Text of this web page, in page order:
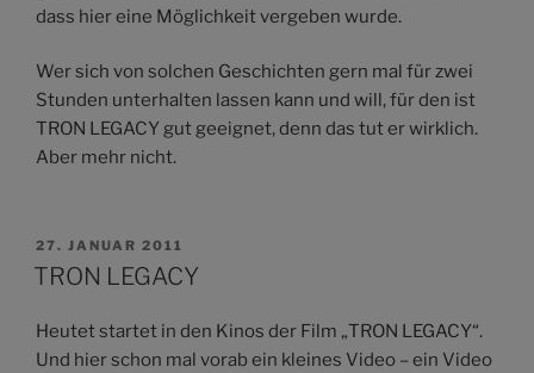
dass hier eine Möglichkeit vergeben wurde.
Wer sich von solchen Geschichten gern mal für zwei
Stunden unterhalten lassen kann und will, für den ist
TRON LEGACY gut geeignet, denn das tut er wirklich.
Aber mehr nicht.
VERÖFFENTLICHT
AM
27. JANUAR 2011
TRON LEGACY
Heutet startet in den Kinos der Film „TRON LEGACY“.
Und hier schon mal vorab ein kleines Video – ein Video